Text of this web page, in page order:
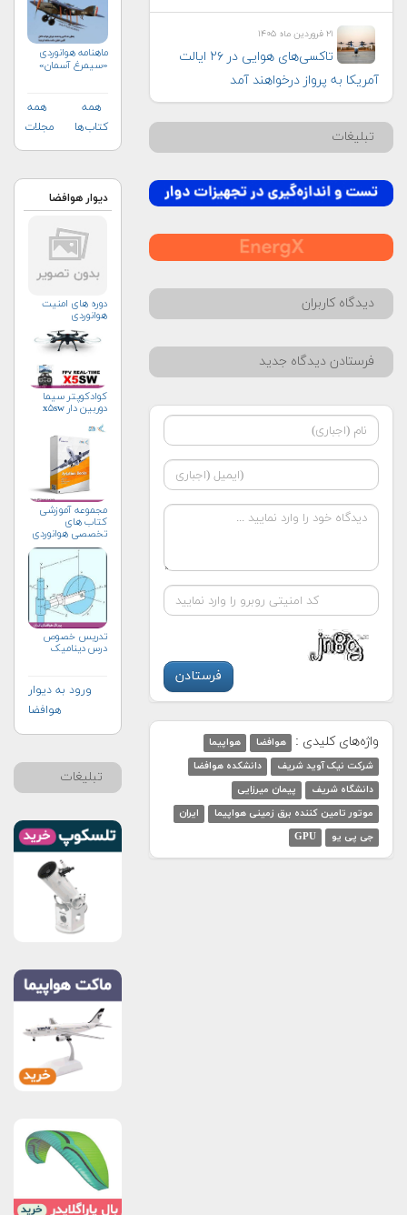
۲۱ فروردین ماه ۱۴۰۵
تاکسی‌های هوایی در ۲۶ ایالت
آمریکا به پرواز درخواهند آمد
تبلیغات
دیدگاه کاربران
فرستادن دیدگاه جدید
واژه‌های کلیدی : هوافضا
هواپیما
شرکت نیک آوید شریف
دانشکده هوافضا
دانشگاه شریف
پیمان میرزایی
موتور تامین کننده برق زمینی هواپیما
ایران
جی پی یو
GPU
ماهنامه هوانوردی
«سیمرغ آسمان»
همه
کتاب‌ها
همه
مجلات
دیوار هوافضا
دوره های امنیت
هوانوردی
کوادکوپتر سیما
دوربین دار x۵sw
مجموعه آموزشی
کتاب های
تخصصی هوانوردی
تدریس خصوص
درس دینامیک
ورود به دیوار
هوافضا
تبلیغات